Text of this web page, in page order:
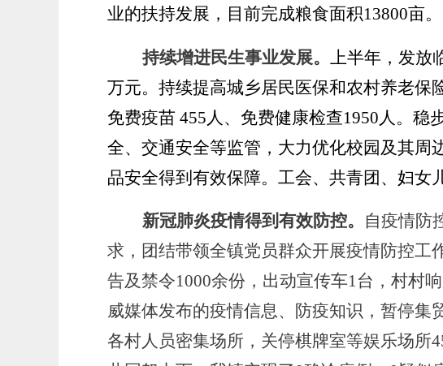
业的扶持发展，目前完成粮食面积13800亩。
持续增进民生事业发展。 上半年，发放
万元。持续提高城乡居民医保和农村养老保
免费疫苗 455人、免费健康检查1950人。
全、交通安全等监管，大力优化校园及其周
品安全得到有效保障。工会、共青团、妇女
新冠肺炎疫情得到有效防控。 自疫情防
求，团结带领全镇党员群众开展疫情防控工
告及禁令1000余份，出动宣传车1台，村村
威媒体发布的疫情信息、防疫知识，暂停集
各村人员密集场所，关停棋牌室等娱乐场所